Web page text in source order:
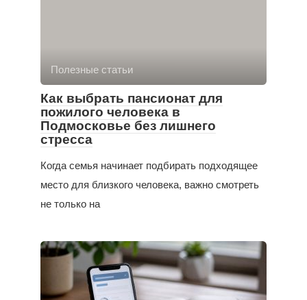
Полезные статьи
Как выбрать пансионат для
пожилого человека в
Подмосковье без лишнего
стресса
Когда семья начинает подбирать подходящее
место для близкого человека, важно смотреть
не только на